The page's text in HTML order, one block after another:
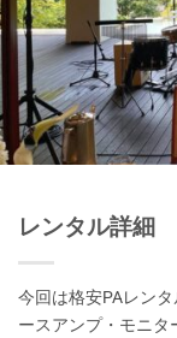
レンタル詳細
今回は格安PAレン
ースアンプ・モニタ